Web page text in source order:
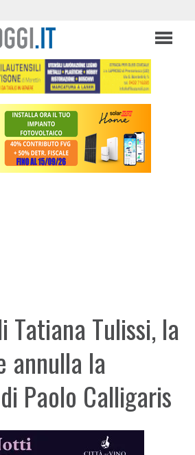
Tatiana Tulissi, la
annulla la
Paolo Calligaris